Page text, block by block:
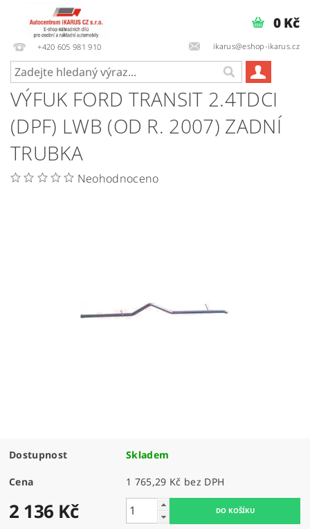
+420 605 981 910 ikarus@eshop-ikarus.cz
0 Kč
VÝFUK FORD TRANSIT 2.4TDCI
(DPF) LWB (OD R. 2007) ZADNÍ
TRUBKA
Neohodnoceno
Dostupnost Skladem
Cena 1 765,29 Kč bez DPH
2 136 Kč